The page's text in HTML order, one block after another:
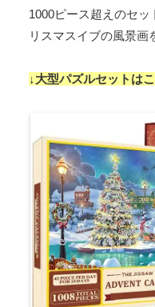
1000ピース超えのセ
リスマスイブの風景画
↓大型パズルセットは